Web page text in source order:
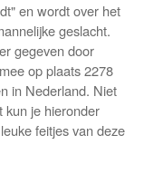
en wordt over het
geslacht.
gegeven door
op plaats 2278
in Nederland. Niet
kun je hieronder
feitjes van deze